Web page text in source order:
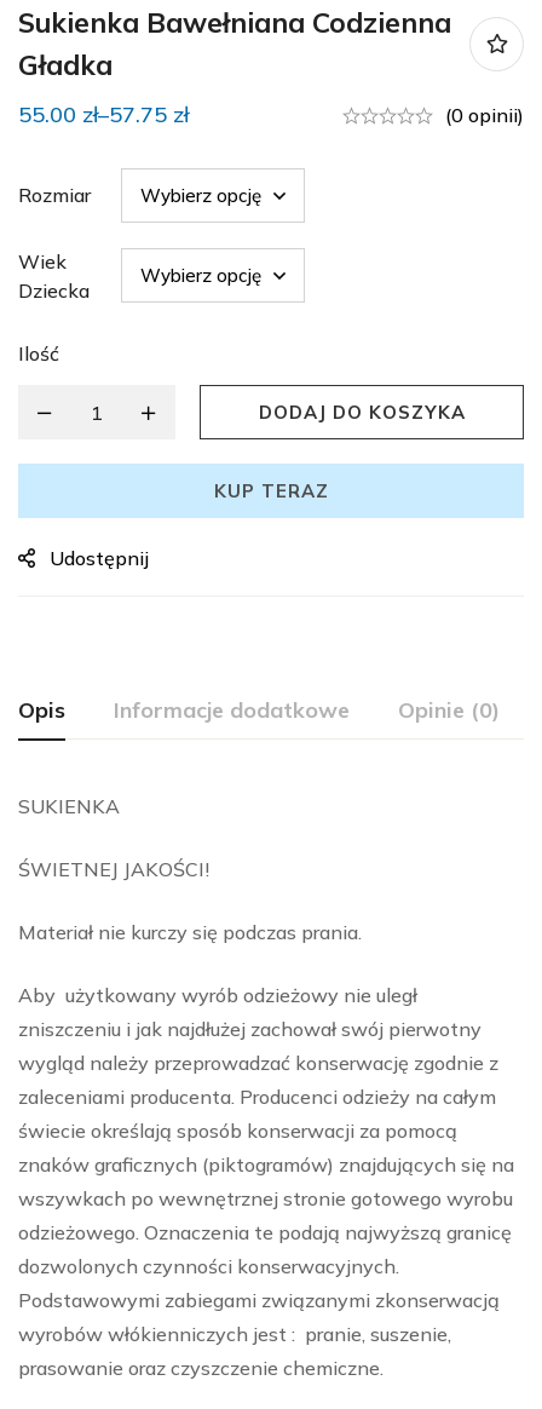
Sukienka Bawełniana Codzienna
Gładka
55.00 zł–57.75 zł (0 opinii)
Rozmiar
Wiek
Dziecka
Ilość
DODAJ DO KOSZYKA
KUP TERAZ
Udostępnij
Opis Informacje dodatkowe Opinie (0)
SUKIENKA
ŚWIETNEJ JAKOŚCI!
Materiał nie kurczy się podczas prania.
Aby użytkowany wyrób odzieżowy nie uległ
zniszczeniu i jak najdłużej zachował swój pierwotny
wygląd należy przeprowadzać konserwację zgodnie z
zaleceniami producenta. Producenci odzieży na całym
świecie określają sposób konserwacji za pomocą
znaków graficznych (piktogramów) znajdujących się na
wszywkach po wewnętrznej stronie gotowego wyrobu
odzieżowego. Oznaczenia te podają najwyższą granicę
dozwolonych czynności konserwacyjnych.
Podstawowymi zabiegami związanymi zkonserwacją
wyrobów włókienniczych jest : pranie, suszenie,
prasowanie oraz czyszczenie chemiczne.